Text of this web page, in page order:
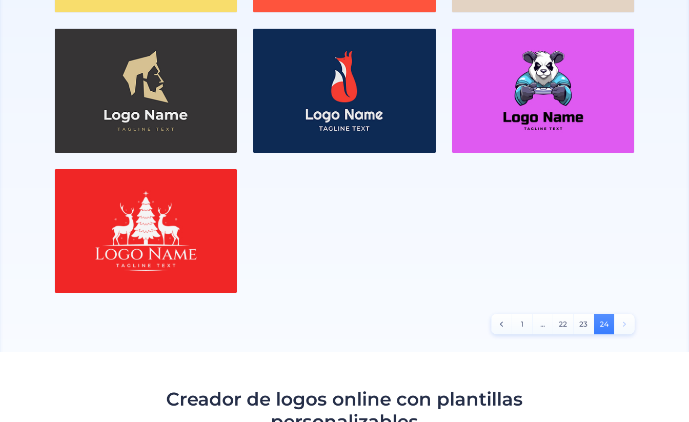
1 ... 22 23 24
Creador de logos online con plantillas